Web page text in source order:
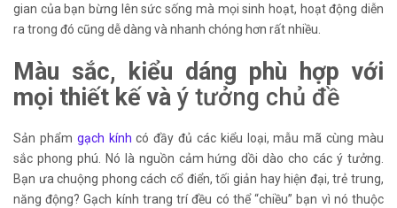
gian của bạn bừng lên sức sống mà mọi sinh hoạt, hoạt động diễn
ra trong đó cũng dễ dàng và nhanh chóng hơn rất nhiều.
Màu sắc, kiểu dáng phù hợp với
mọi thiết kế và ý tưởng chủ đề
Sản phẩm gạch kính có đầy đủ các kiểu loại, mẫu mã cùng màu
sắc phong phú. Nó là nguồn cảm hứng dồi dào cho các ý tưởng.
Bạn ưa chuộng phong cách cổ điển, tối giản hay hiện đại, trẻ trung,
năng động? Gạch kính trang trí đều có thể “chiều” bạn vì nó thuộc